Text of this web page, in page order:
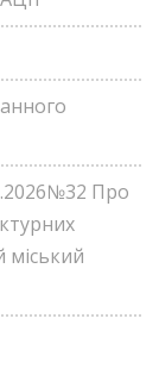
Про
міський